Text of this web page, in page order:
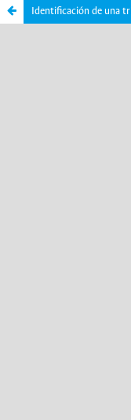
Identificación de una